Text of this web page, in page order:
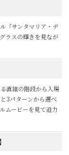
「サンタマリア・デ
ラスの輝きを見なが
直結の階段から入場
3パターンから選べ
ムービーを見て迫力